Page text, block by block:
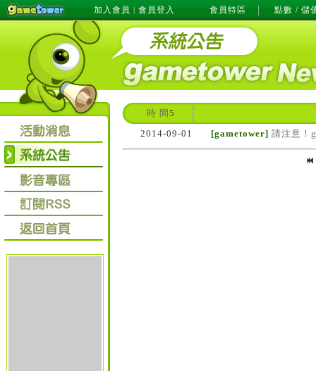
加入會員 | 會員登入 會員特區 點數 / 儲
時 間 5
2014-09-01
[gametower] 請注意！